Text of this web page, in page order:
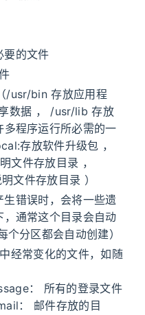
的文件
/usr/bin 存放应用程
数据 ， /usr/lib 存放
程序运行所必需的一
存放软件升级包 ，
文件存放目录 ，
文件存放目录 ）
错误时，会将一些遗
通常这个目录会自动
分区都会自动创建）
经常变化的文件，如随
： 所有的登录文件
： 邮件存放的目